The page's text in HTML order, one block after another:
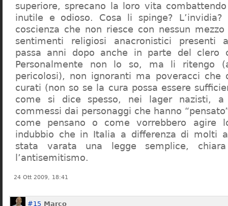
superiore, sprecano la loro vita
inutile e odioso. Cosa li spinge?
coscienza che non riesce con nessun
sentimenti religiosi anacronistici presenti
passa anni dopo anche in parte del clero
Personalmente non lo so, ma li ritengo
pericolosi), non ignoranti ma poveracci che
curati (non so se la cura possa essere
come si dice spesso, nei lager nazisti,
commessi dai personaggi che hanno
come pensano o come vorrebbero agire
indubbio che in Italia a differenza di molti
stata varata una legge semplice,
l’antisemitismo.
24 Ott 2009, 18:41
#15 Marco